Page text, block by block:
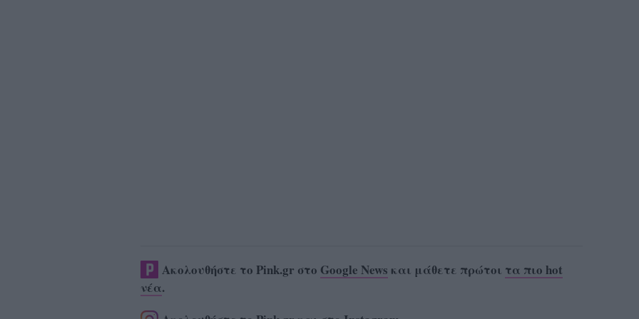
Ακολουθήστε το Pink.gr στο Google News και μάθετε πρώτοι τα πιο hot
νέα.